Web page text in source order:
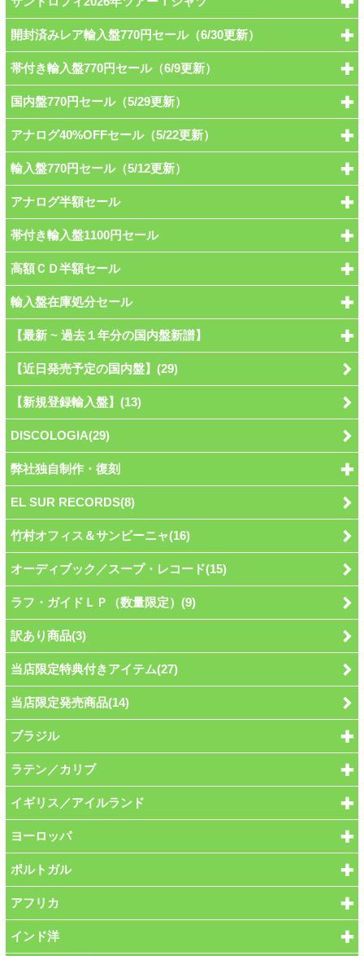
開封済みレア輸入盤770円セール（6/30更新）
帯付き輸入盤770円セール（6/9更新）
国内盤770円セール（5/29更新）
アナログ40%OFFセール（5/22更新）
輸入盤770円セール（5/12更新）
アナログ半額セール
帯付き輸入盤1100円セール
高額ＣＤ半額セール
輸入盤在庫処分セール
【最新 ~ 過去１年分の国内盤新譜】
【近日発売予定の国内盤】(29)
【新規登録輸入盤】(13)
DISCOLOGIA(29)
弊社独自制作・復刻
EL SUR RECORDS(8)
竹村オフィス＆サンビーニャ(16)
オーディブック／スープ・レコード(15)
ラフ・ガイドＬＰ（数量限定）(9)
訳あり商品(3)
当店限定特典付きアイテム(27)
当店限定発売商品(14)
ブラジル
ラテン／カリブ
イギリス／アイルランド
ヨーロッパ
ポルトガル
アフリカ
インド洋